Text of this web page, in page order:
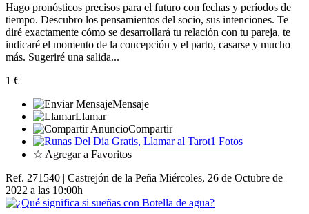
Hago pronósticos precisos para el futuro con fechas y períodos de
tiempo. Descubro los pensamientos del socio, sus intenciones. Te
diré exactamente cómo se desarrollará tu relación con tu pareja, te
indicaré el momento de la concepción y el parto, casarse y mucho
más. Sugeriré una salida...
1 €
Mensaje
Llamar
Compartir
1 Fotos
☆ Agregar a Favoritos
Ref. 271540 | Castrejón de la Peña Miércoles, 26 de Octubre de
2022 a las 10:00h